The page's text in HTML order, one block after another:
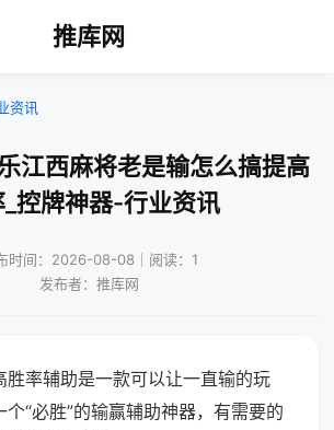
推库网
资讯
江西麻将老是输怎么搞提高
_控牌神器-行业资讯
时间：2026-08-08｜阅读：1
发布者：推库网
胜率辅助是一款可以让一直输的玩
“必胜”的输赢辅助神器，有需要的